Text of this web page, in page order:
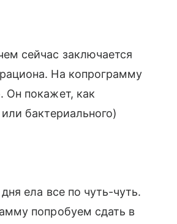
сейчас заключается
На копрограмму
Он покажет, как
бактериального)
ела все по чуть-чуть.
попробуем сдать в